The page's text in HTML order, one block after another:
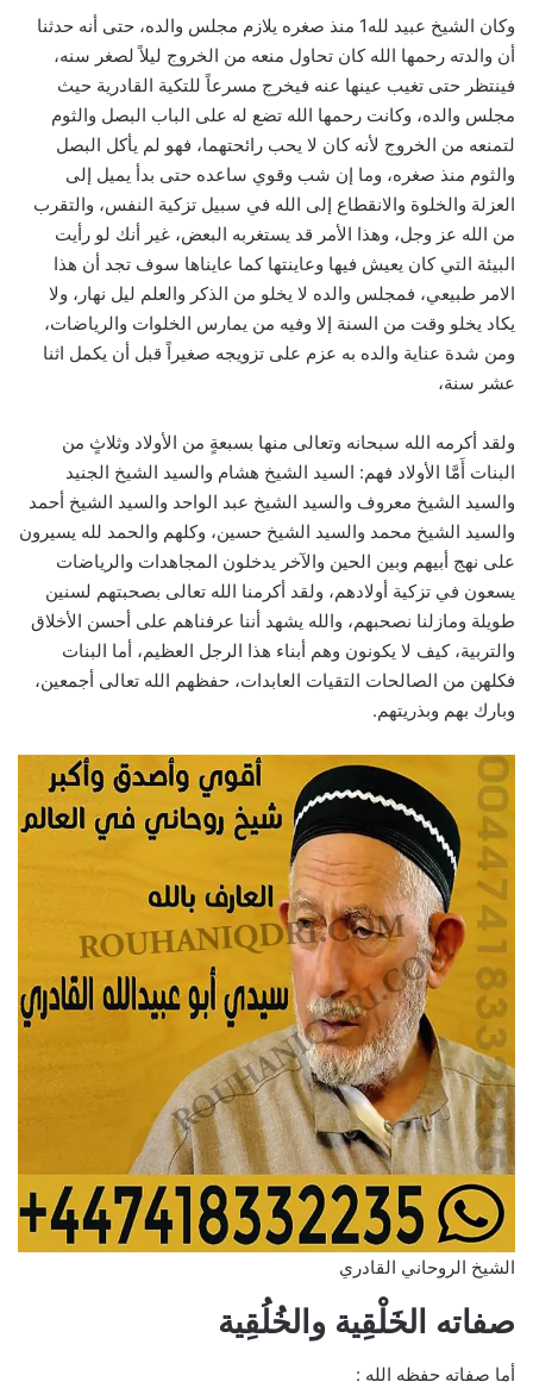
وكان الشيخ عبيد لله1 منذ صغره يلازم مجلس والده، حتى أنه حدثنا
أن والدته رحمها الله كان تحاول منعه من الخروج ليلاً لصغر سنه،
فينتظر حتى تغيب عينها عنه فيخرج مسرعاً للتكية القادرية حيث
مجلس والده، وكانت رحمها الله تضع له على الباب البصل والثوم
لتمنعه من الخروج لأنه كان لا يحب رائحتهما، فهو لم يأكل البصل
والثوم منذ صغره، وما إن شب وقوي ساعده حتى بدأ يميل إلى
العزلة والخلوة والانقطاع إلى الله في سبيل تزكية النفس، والتقرب
من الله عز وجل، وهذا الأمر قد يستغربه البعض، غير أنك لو رأيت
البيئة التي كان يعيش فيها وعاينتها كما عايناها سوف تجد أن هذا
الامر طبيعي، فمجلس والده لا يخلو من الذكر والعلم ليل نهار، ولا
يكاد يخلو وقت من السنة إلا وفيه من يمارس الخلوات والرياضات،
ومن شدة عناية والده به عزم على تزويجه صغيراً قبل أن يكمل اثنا
عشر سنة،
ولقد أكرمه الله سبحانه وتعالى منها بسبعةٍ من الأولاد وثلاثٍ من
البنات أَمَّا الأولاد فهم: السيد الشيخ هشام والسيد الشيخ الجنيد
والسيد الشيخ معروف والسيد الشيخ عبد الواحد والسيد الشيخ أحمد
والسيد الشيخ محمد والسيد الشيخ حسين، وكلهم والحمد لله يسيرون
على نهج أبيهم وبين الحين والآخر يدخلون المجاهدات والرياضات
يسعون في تزكية أولادهم، ولقد أكرمنا الله تعالى بصحبتهم لسنين
طويلة ومازلنا نصحبهم، والله يشهد أننا عرفناهم على أحسن الأخلاق
والتربية، كيف لا يكونون وهم أبناء هذا الرجل العظيم، أما البنات
فكلهن من الصالحات التقيات العابدات، حفظهم الله تعالى أجمعين،
وبارك بهم وبذريتهم.
الشيخ الروحاني القادري
صفاته الخَلْقِية والخُلُقِية
أما صفاته حفظه الله :